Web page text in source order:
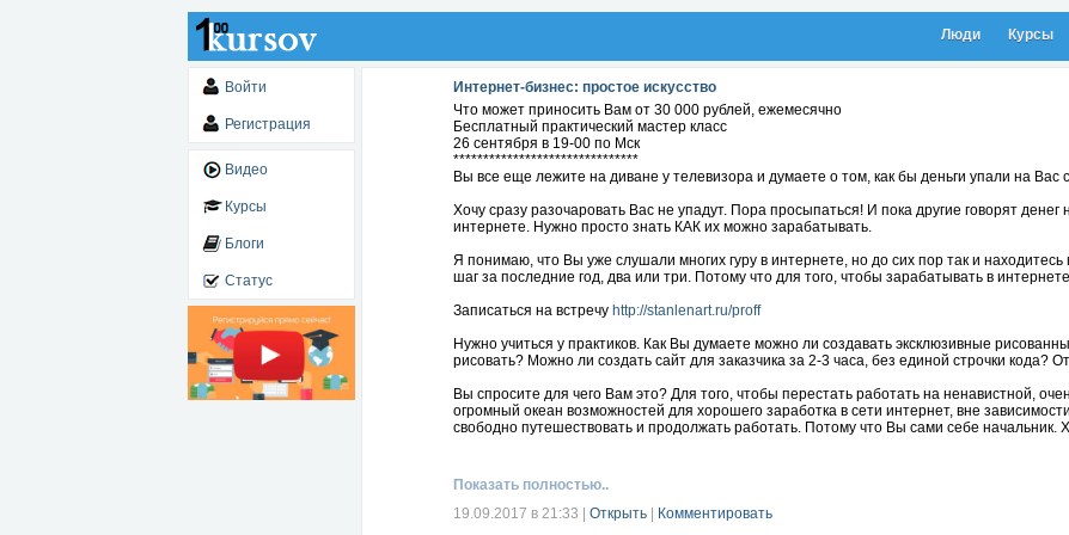
Люди Курсы
Войти
Регистрация
Видео
Курсы
Блоги
Статус
Интернет-бизнес: простое искусство
Что может приносить Вам от 30 000 рублей, ежемесячно
Бесплатный практический мастер класс
26 сентября в 19-00 по Мск
*******************************
Вы все еще лежите на диване у телевизора и думаете о том, как бы деньги упали на Вас
Хочу сразу разочаровать Вас не упадут. Пора просыпаться! И пока другие говорят денег
интернете. Нужно просто знать КАК их можно зарабатывать.
Я понимаю, что Вы уже слушали многих гуру в интернете, но до сих пор так и
шаг за последние год, два или три. Потому что для того, чтобы зарабатывать в
Записаться на встречу http://stanlenart.ru/proff
Нужно учиться у практиков. Как Вы думаете можно ли создавать эксклюзивные
рисовать? Можно ли создать сайт для заказчика за 2-3 часа, без единой строчки кода?
Вы спросите для чего Вам это? Для того, чтобы перестать работать на ненавистной,
огромный океан возможностей для хорошего заработка в сети интернет, вне
свободно путешествовать и продолжать работать. Потому что Вы сами себе начальник.
высокооплачиваемых профессии в интернете.
Записаться на встречуhttp://stanlenart.ru/proff
Показать полностью..
19.09.2017 в 21:33
Открыть Комментировать